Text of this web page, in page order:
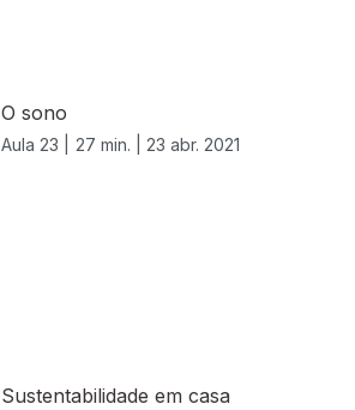
O sono
Aula 23 | 27 min. | 23 abr. 2021
Sustentabilidade em casa